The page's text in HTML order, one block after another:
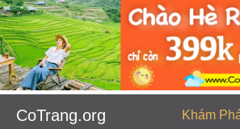
CoTrang.org Khám